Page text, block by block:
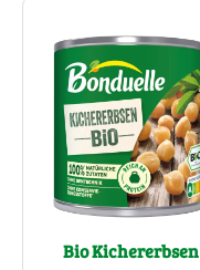
Bio Kichererbsen